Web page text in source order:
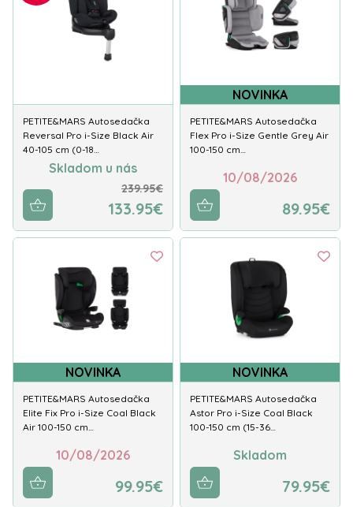
PETITE&MARS Autosedačka
Reversal Pro i-Size Black Air
40-105 cm (0-18…
Skladom u nás
239.95€
133.95€
NOVINKA
PETITE&MARS Autosedačka
Flex Pro i-Size Gentle Grey Air
100-150 cm…
10/08/2026
89.95€
NOVINKA
PETITE&MARS Autosedačka
Elite Fix Pro i-Size Coal Black
Air 100-150 cm…
10/08/2026
99.95€
NOVINKA
PETITE&MARS Autosedačka
Astor Pro i-Size Coal Black
100-150 cm (15-36…
Skladom
79.95€